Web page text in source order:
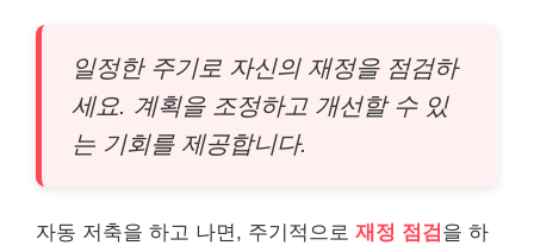
일정한 주기로 자신의 재정을 점검하
세요. 계획을 조정하고 개선할 수 있
는 기회를 제공합니다.
자동 저축을 하고 나면, 주기적으로 재정 점검 을 하